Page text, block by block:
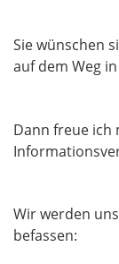
Sie wünschen
auf dem Weg
Dann freue ich
Wir werden
befassen: